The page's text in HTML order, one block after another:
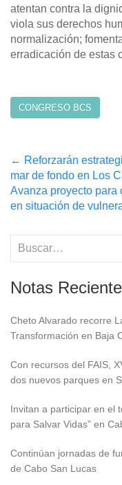
atentan contra la
viola sus derechos
normalización;
erradicación de estas
CONGRESO BCS
Post
navigation
← Reforzarán
mar de fondo en Los
Avanza proyecto para
en situación de
Notas
Cheto Alvarado recorre
Transformación en Baja
Con recursos del FAIS,
dos nuevos parques en
Invitan a participar en el
para Salvar Vidas” en
Continúan jornadas de
de Cabo San Lucas